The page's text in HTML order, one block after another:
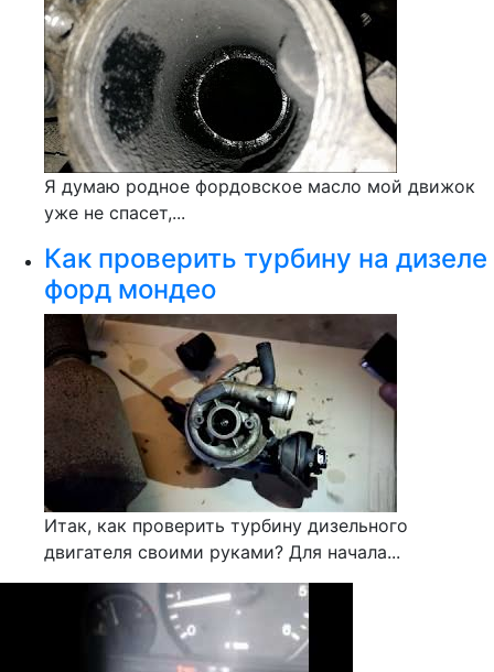
Я думаю родное фордовское масло мой движок
уже не спасет,...
Как проверить турбину на дизеле
форд мондео
Итак, как проверить турбину дизельного
двигателя своими руками? Для начала...